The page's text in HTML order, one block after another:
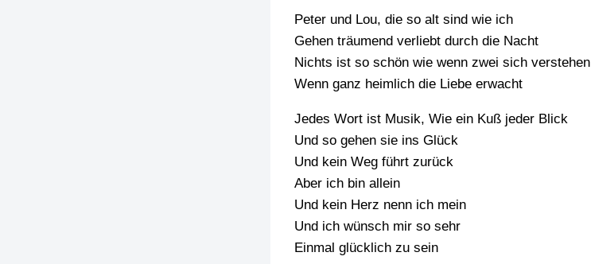
Peter und Lou, die so alt sind wie ich
Gehen träumend verliebt durch die Nacht
Nichts ist so schön wie wenn zwei sich verstehen
Wenn ganz heimlich die Liebe erwacht
Jedes Wort ist Musik, Wie ein Kuß jeder Blick
Und so gehen sie ins Glück
Und kein Weg führt zurück
Aber ich bin allein
Und kein Herz nenn ich mein
Und ich wünsch mir so sehr
Einmal glücklich zu sein